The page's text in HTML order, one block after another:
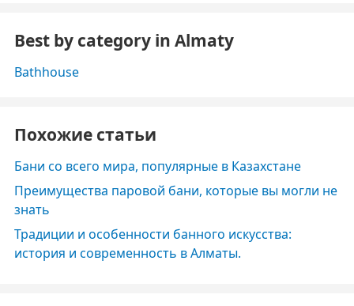
Best by category in Almaty
Bathhouse
Похожие статьи
Бани со всего мира, популярные в Казахстане
Преимущества паровой бани, которые вы могли не
знать
Традиции и особенности банного искусства:
история и современность в Алматы.